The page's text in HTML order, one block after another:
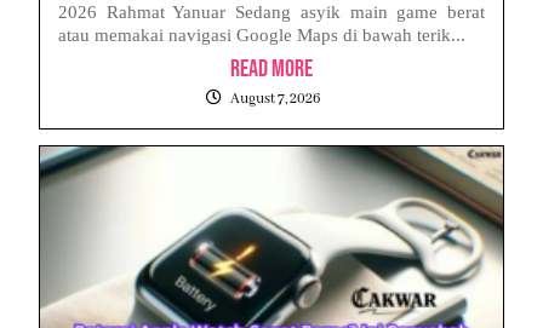
2026 Rahmat Yanuar Sedang asyik main game berat
atau memakai navigasi Google Maps di bawah terik...
Read More
August 7, 2026